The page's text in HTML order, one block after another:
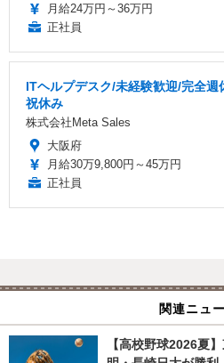
月給24万円～36万円
正社員
ITヘルプデスク/未経験歓迎/完全週
祝休み
株式会社Meta Sales
大阪府
月給30万9,800円～45万円
正社員
関連ニュ
【高校野球2026夏